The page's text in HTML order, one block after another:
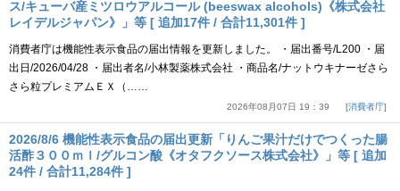
ス/キューバ産ミツロウアルコール (beeswax alcohols)《株式会社
レイデルジャパン》」等 [ 追加17件 / 合計11,301件 ]
消費者庁は機能性表示食品の届出情報を更新しました。 ・届出番号/L200 ・届
出日/2026/04/28 ・届出者名/小林製薬株式会社 ・商品名/ナットウキナーゼさら
さら粒プレミアムＥＸ（……
2026年08月07日 19：39 消費者庁
2026/8/6 機能性表示食品の届出更新「りんご果汁だけでつくった腸
活酢３００ｍｌ/グルコン酸《オタフクソース株式会社》」等 [ 追加
24件 / 合計11,284件 ]